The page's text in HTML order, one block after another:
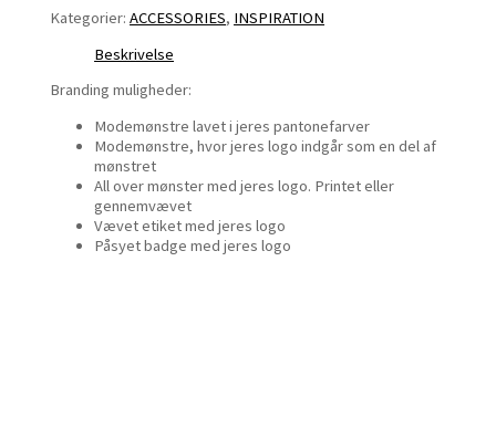
Kategorier:ACCESSORIES, INSPIRATION
Beskrivelse
Branding muligheder:
Modemønstre lavet i jeres pantonefarver
Modemønstre, hvor jeres logo indgår som en del af
mønstret
All over mønster med jeres logo. Printet eller
gennemvævet
Vævet etiket med jeres logo
Påsyet badge med jeres logo